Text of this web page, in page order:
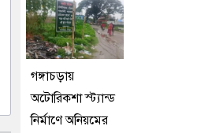
গঙ্গাচড়ায়
অটোরিকশা স্ট্যান্ড
নির্মাণে অনিয়মের